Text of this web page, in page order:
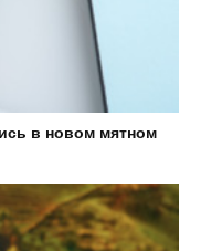
в новом мятном